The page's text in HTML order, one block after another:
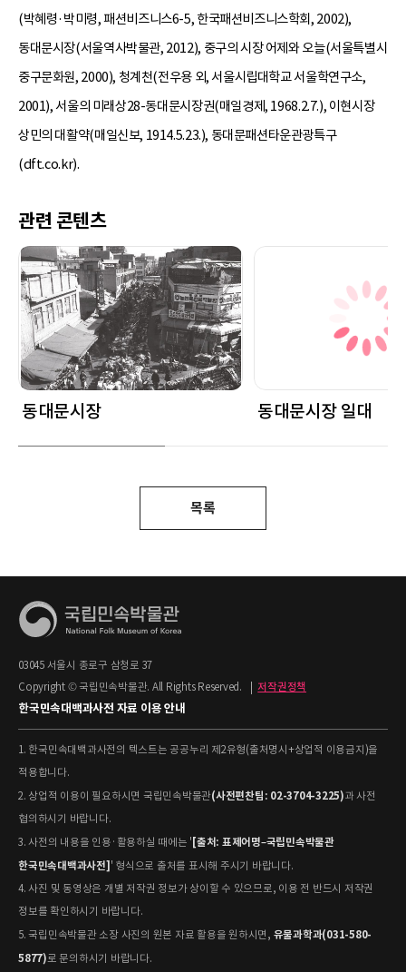
(박혜령·박미령, 패션비즈니스6-5, 한국패션비즈니스학회, 2002),
동대문시장(서울역사박물관, 2012), 중구의 시장 어제와 오늘(서울특별시
중구문화원, 2000), 청계천(전우용 외, 서울시립대학교 서울학연구소,
2001), 서울의 미래상28-동대문시장권(매일경제, 1968.2.7.), 이현시장
상민의 대활약(매일신보, 1914.5.23.), 동대문패션타운관광특구
(dft.co.kr).
관련 콘텐츠
동대문시장 동대문시장 일대
목록
03045 서울시 종로구 삼청로 37
Copyright © 국립민속박물관. All Rights Reserved.
저작권정책
한국민속대백과사전 자료 이용 안내
1. 한국민속대백과사전의 텍스트는 공공누리 제2유형(출처명시+상업적 이용금지)을
적용합니다.
2. 상업적 이용이 필요하시면 국립민속박물관(사전편찬팀: 02-3704-3225)과 사전
협의하시기 바랍니다.
3. 사전의 내용을 인용·활용하실 때에는 ' [출처: 표제어명–국립민속박물관
한국민속대백과사전] ' 형식으로 출처를 표시해 주시기 바랍니다.
4. 사진 및 동영상은 개별 저작권 정보가 상이할 수 있으므로, 이용 전 반드시 저작권
정보를 확인하시기 바랍니다.
5. 국립민속박물관 소장 사진의 원본 자료 활용을 원하시면, 유물과학과(031-580-
5877)로 문의하시기 바랍니다.